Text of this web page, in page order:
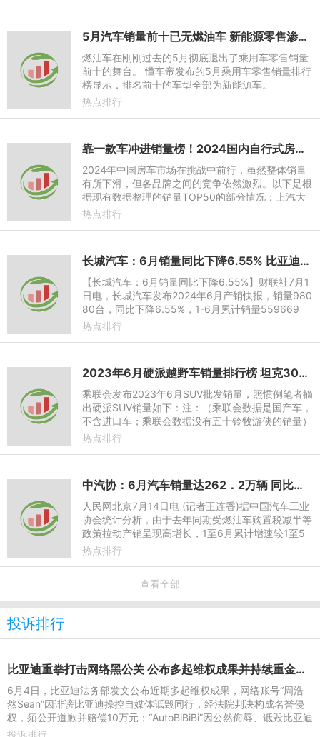
5月汽车销量前十已无燃油车 新能源零售渗透率62.9%
燃油车在刚刚过去的5月彻底退出了乘用车零售销量
前十的舞台。 懂车帝发布的5月乘用车零售销量排行
榜显示，排名前十的车型全部为新能源车。
热点排行
靠一款车冲进销量榜！2024国内自行式房车全年销量Top50
2024年中国房车市场在挑战中前行，虽然整体销量
有所下滑，但各品牌之间的竞争依然激烈。以下是根
据现有数据整理的销量TOP50的部分情况：上汽大
通全年销量达934辆，其销量在各月的表现也较为稳
热点排行
长城汽车：6月销量同比下降6.55% 比亚迪同比增长28.46%
【长城汽车：6月销量同比下降6.55%】财联社7月1
日电，长城汽车发布2024年6月产销快报，销量980
80台，同比下降6.55%，1-6月累计销量559669
台，同比增长7.79%。6月海外销售38104台，1-6月
热点排行
2023年6月硬派越野车销量排行榜 坦克300再次破万
乘联会发布2023年6月SUV批发销量，照惯例笔者摘
出硬派SUV销量如下：注：（乘联会数据是国产车，
不含进口车；乘联会数据没有五十铃牧游侠的销量）
6月虽然经历历史上罕见的持续高温，但并没有挡住
热点排行
中汽协：6月汽车销量达262．2万辆 同比增长4．8％
人民网北京7月14日电 (记者王连香)据中国汽车工业
协会统计分析，由于去年同期受燃油车购置税减半等
政策拉动产销呈现高增长，1至6月累计增速较1至5
月有所回落。图片来源：中汽协会数据微信公众号
热点排行
查看全部
投诉排行
比亚迪重拳打击网络黑公关 公布多起维权成果并持续重金悬赏线索
6月4日，比亚迪法务部发文公布近期多起维权成果，网络账号“周浩
然Sean”因诽谤比亚迪操控自媒体诋毁同行，经法院判决构成名誉侵
权，须公开道歉并赔偿10万元；“AutoBiBiBi”因公然侮辱、诋毁比亚迪
及高管，经法院判
投诉排行